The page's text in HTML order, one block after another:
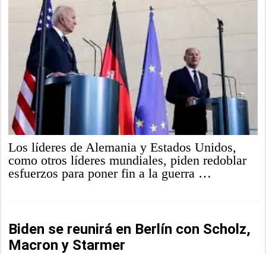
Los líderes de Alemania y Estados Unidos,
como otros líderes mundiales, piden redoblar
esfuerzos para poner fin a la guerra …
Biden se reunirá en Berlín con Scholz,
Macron y Starmer